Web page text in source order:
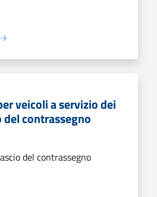
veicoli a servizio dei
contrassegno
del contrassegno